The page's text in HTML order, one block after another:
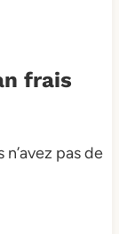
frais
n’avez pas de